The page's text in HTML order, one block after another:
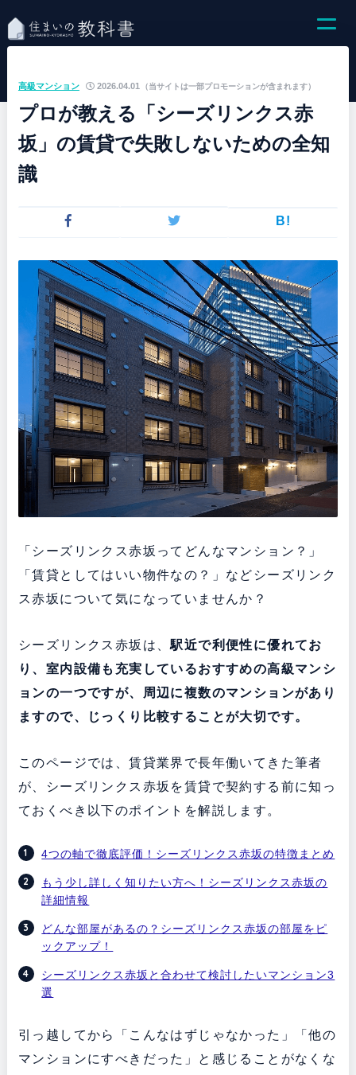
（当サイトは一部プロモーションが含まれます）
高級マンション 2026.04.01
プロが教える「シーズリンクス赤
坂」の賃貸で失敗しないための全知
識
B!
「シーズリンクス赤坂ってどんなマンション？」
「賃貸としてはいい物件なの？」などシーズリンク
ス赤坂について気になっていませんか？
シーズリンクス赤坂は、駅近で利便性に優れてお
り 、室内設備も充実しているおすすめの高級マンシ
ョンの一つですが、周辺に複数のマンションがあり
ますので、じっくり比較することが大切です。
このページでは、賃貸業界で長年働いてきた筆者
が、シーズリンクス赤坂を賃貸で契約する前に知っ
ておくべき以下のポイントを解説します。
4つの軸で徹底評価！シーズリンクス赤坂の特徴まとめ
もう少し詳しく知りたい方へ！シーズリンクス赤坂の
詳細情報
どんな部屋があるの？シーズリンクス赤坂の部屋をピ
ックアップ！
シーズリンクス赤坂と合わせて検討したいマンション3
選
引っ越してから「こんなはずじゃなかった」「他の
マンションにすべきだった」と感じることがなくな